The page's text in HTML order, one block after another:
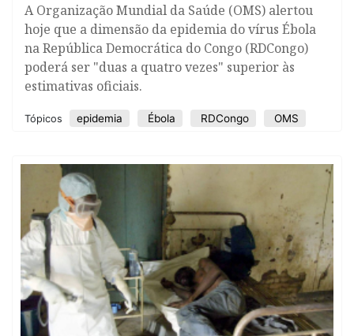
A Organização Mundial da Saúde (OMS) alertou
hoje que a dimensão da epidemia do vírus Ébola
na República Democrática do Congo (RDCongo)
poderá ser "duas a quatro vezes" superior às
estimativas oficiais.
Tópicos epidemia Ébola RDCongo OMS